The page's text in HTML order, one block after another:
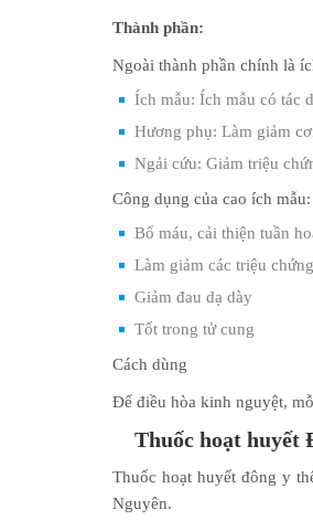
Thành phần:
Ngoài thành phần chính là
Ích mẫu: Ích mẫu có tác
Hương phụ: Làm giảm
Ngải cứu: Giảm triệu
Công dụng của cao ích mẫu:
Bổ máu, cải thiện tuần
Làm giảm các triệu
Giảm đau dạ dày
Tốt trong tử cung
Cách dùng
Để điều hòa kinh nguyệt,
Thuốc hoạt huyết
Thuốc hoạt huyết đông y
Nguyên.